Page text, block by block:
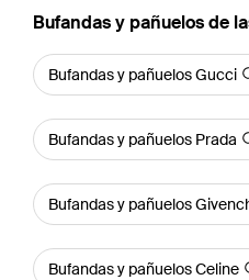
Bufandas y pañuelos de
Bufandas y pañuelos Gucci
Bufandas y pañuelos Prada
Bufandas y pañuelos
Bufandas y pañuelos Celine